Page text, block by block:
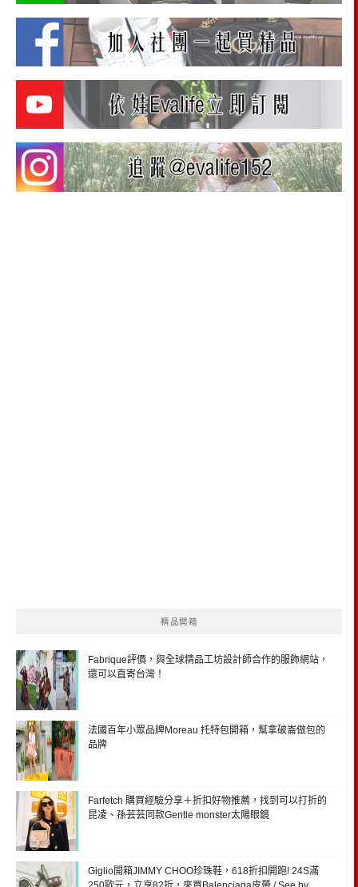
精品開箱
Fabrique評價，與全球精品工坊設計師合作的服飾網站，
還可以直寄台灣！
法國百年小眾品牌Moreau 托特包開箱，幫拿破崙做包的
品牌
Farfetch 購買經驗分享＋折扣好物推薦，找到可以打折的
昆凌、孫芸芸同款Gentle monster太陽眼鏡
Giglio開箱JIMMY CHOO珍珠鞋，618折扣開跑! 24S滿